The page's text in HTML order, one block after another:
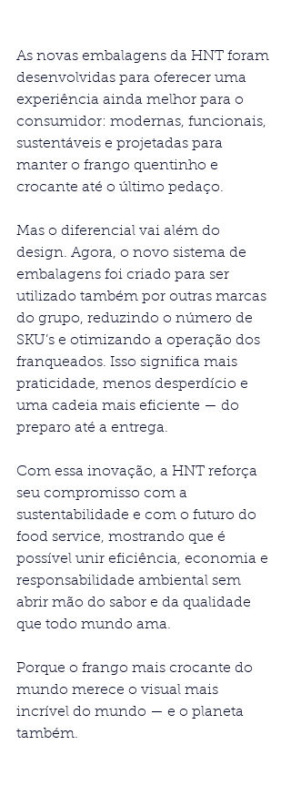
As novas embalagens da HNT foram
desenvolvidas para oferecer uma
experiência ainda melhor para o
consumidor: modernas, funcionais,
sustentáveis e projetadas para
manter o frango quentinho e
crocante até o último pedaço.
Mas o diferencial vai além do
design. Agora, o novo sistema de
embalagens foi criado para ser
utilizado também por outras marcas
do grupo, reduzindo o número de
SKU’s e otimizando a operação dos
franqueados. Isso significa mais
praticidade, menos desperdício e
uma cadeia mais eficiente — do
preparo até a entrega.
Com essa inovação, a HNT reforça
seu compromisso com a
sustentabilidade e com o futuro do
food service, mostrando que é
possível unir eficiência, economia e
responsabilidade ambiental sem
abrir mão do sabor e da qualidade
que todo mundo ama.
Porque o frango mais crocante do
mundo merece o visual mais
incrível do mundo — e o planeta
também.